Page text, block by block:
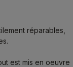
réparables,
est mis en oeuvre